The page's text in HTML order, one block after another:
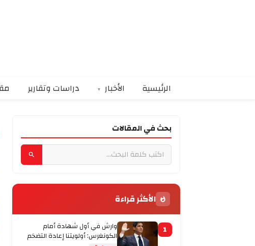
الرئيسية الأخبار دراسات وتقارير
بحث في المقالات
الأكثر قراءة
1 وارش في أول شهادة أمام
الكونغرس: أولويتنا إعادة التضخم